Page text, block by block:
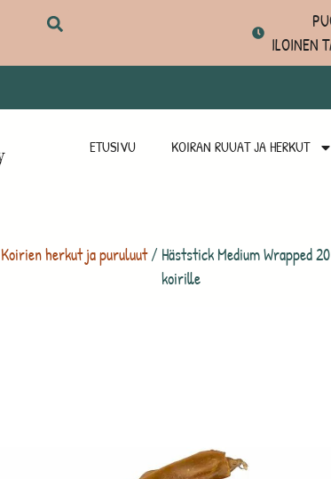
ILOINEN
ETUSIVU KOIRAN RUUAT JA HERKUT
Koirien herkut ja puruluut/ Häststick Medium Wrapped
koirille